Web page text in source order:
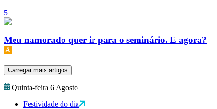
5
Meu namorado quer ir para o seminário. E agora?
Carregar mais artigos
Quinta-feira 6 Agosto
Festividade do dia